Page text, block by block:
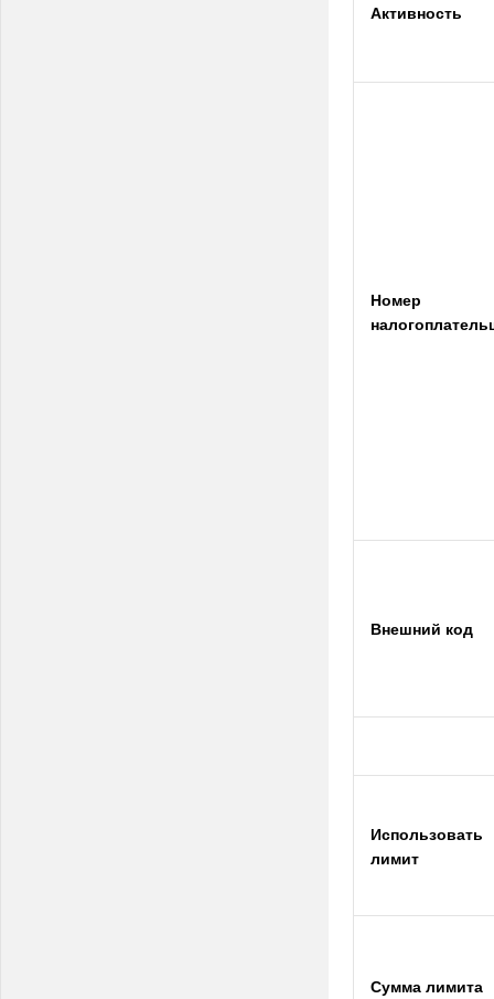
Активность
Номер
Внешний код
Использовать
лимит
Сумма лимита